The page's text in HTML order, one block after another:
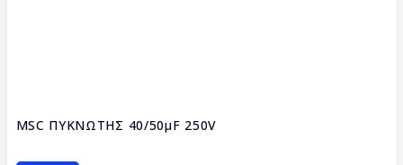
MSC ΠΥΚΝΩΤΗΣ 40/50μF 250V